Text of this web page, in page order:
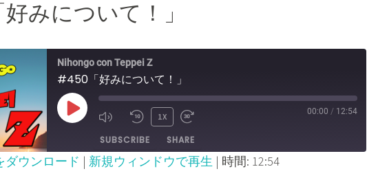
好みについて！」
Nihongo con Teppei Z
#450「好みについて！」
PLAY
EPISODE
MUTE/UNMUTE
EPISODE
REWIND
10
1X
FORWARD
00:00 / 12:54
SUBSCRIBE SHARE
ダウンロード | 新規ウィンドウで再生 | 時間: 12:54